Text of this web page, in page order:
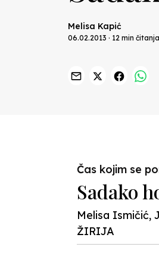
Melisa Kapić
06.02.2013 · 12 min čitanja
Čas kojim se
Sadako
Melisa Ismičić,
ŽIRIJA